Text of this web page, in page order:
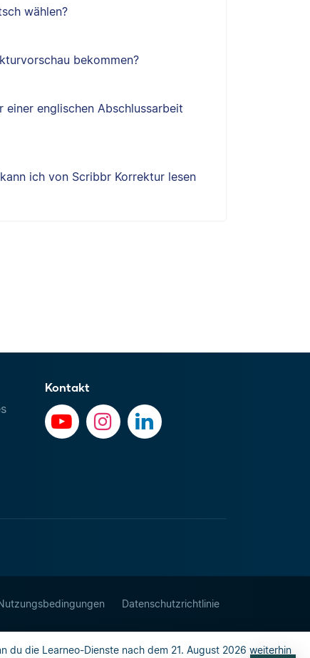
du die Learneo-Dienste nach dem 21. August 2026 weiterhin
wählen?
bekommen?
einer englischen Abschlussarbeit
ich von Scribbr Korrektur lesen
Kontakt
Datenschutzrichtlinie